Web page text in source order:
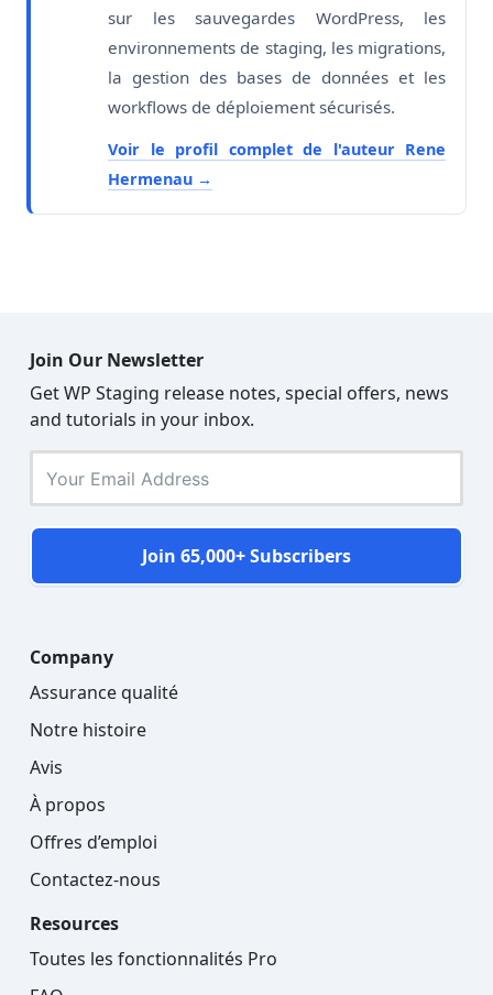
sur les sauvegardes WordPress, les
environnements de staging, les migrations,
la gestion des bases de données et les
workflows de déploiement sécurisés.
Voir le profil complet de l'auteur Rene
Hermenau
Join Our Newsletter
Get WP Staging release notes, special offers, news
and tutorials in your inbox.
Join 65,000+ Subscribers
Company
Assurance qualité
Notre histoire
Avis
À propos
Offres d’emploi
Contactez-nous
Resources
Toutes les fonctionnalités Pro